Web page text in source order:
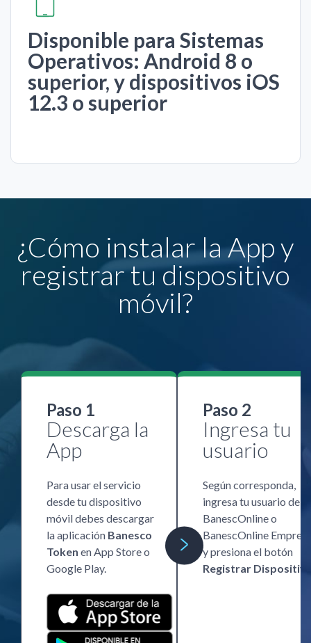
Disponible para Sistemas
Operativos: Android 8 o
superior, y dispositivos iOS
12.3 o superior
¿Cómo instalar la App y
registrar tu dispositivo
móvil?
Paso 1
Descarga la
App
Para usar el servicio
desde tu dispositivo
móvil debes descargar
la aplicación Banesco
Token en App Store o
Google Play.
Paso 2
Ingresa tu
usuario
Según corresponda,
ingresa tu usuario de
BanescOnline o
BanescOnline
y presiona el botón
Registrar